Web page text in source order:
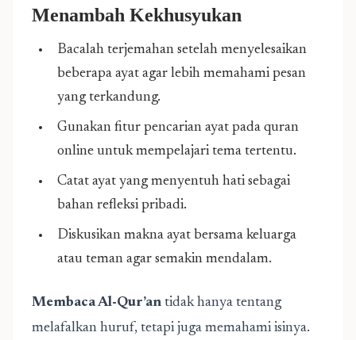
Menambah Kekhusyukan
Bacalah terjemahan setelah menyelesaikan
beberapa ayat agar lebih memahami pesan
yang terkandung.
Gunakan fitur pencarian ayat pada quran
online untuk mempelajari tema tertentu.
Catat ayat yang menyentuh hati sebagai
bahan refleksi pribadi.
Diskusikan makna ayat bersama keluarga
atau teman agar semakin mendalam.
Membaca Al-Qur’an tidak hanya tentang
melafalkan huruf, tetapi juga memahami isinya.